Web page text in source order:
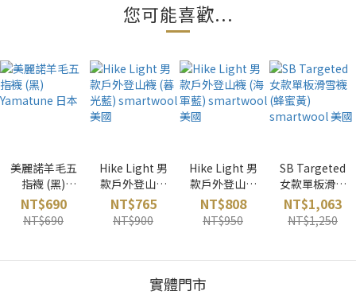
您可能喜歡...
美麗諾羊毛五
指襪 (黑)
Yamatune 日
本
NT$690
NT$690
Hike Light 男
款戶外登山襪
(暮光藍)
smartwool
美國
NT$765
NT$900
Hike Light 男
款戶外登山襪
(海軍藍)
smartwool
美國
NT$808
NT$950
SB Targeted
女款單板滑雪
襪 (蜂蜜黃)
smartwool
美國
NT$1,063
NT$1,250
實體門市